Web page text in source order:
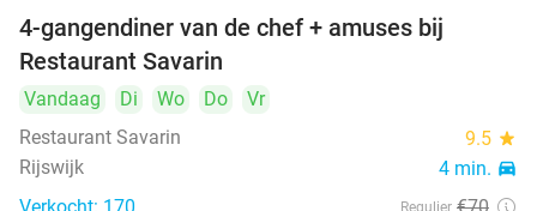
4-gangendiner van de chef + amuses bij
Restaurant Savarin
Vandaag Di Wo Do
Vr
Restaurant Savarin
9.5 star
Rijswijk 4 min. directions_car
Regulier